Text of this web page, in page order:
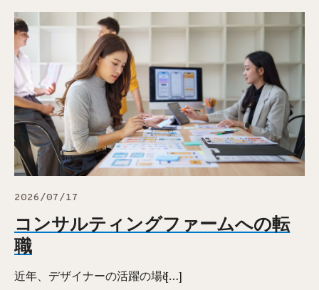
2026/07/17
コンサルティングファームへの転
職
近年、デザイナーの活躍の場ӗ […]